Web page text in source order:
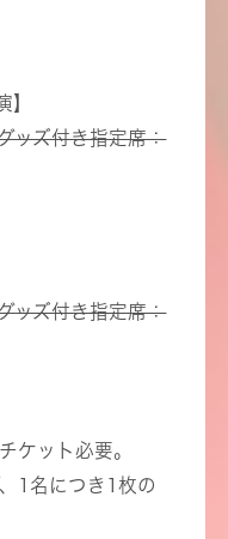
】
ッズ付き指定席：
ッズ付き指定席：
ケット必要。
1名につき1枚の